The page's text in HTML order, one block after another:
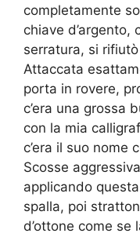
completamente
chiave d’argento,
serratura, si
Attaccata
porta in rovere,
c’era una grossa
con la mia
c’era il suo nome
Scosse
applicando
spalla, poi
d’ottone come se